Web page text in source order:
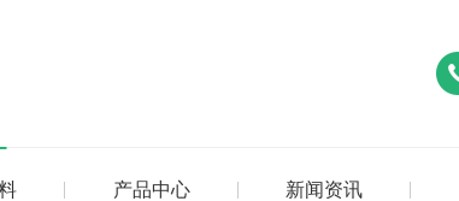
产品中心 新闻资讯